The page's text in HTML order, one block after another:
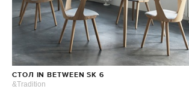
СТОЛ IN BETWEEN SK 6
&Tradition